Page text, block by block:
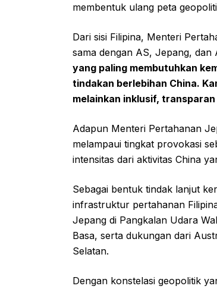
membentuk ulang peta
Dari sisi Filipina, Menteri
sama dengan AS, Jepang,
yang paling membutuhkan
tindakan berlebihan China.
melainkan inklusif,
Adapun Menteri Pertahanan
melampaui tingkat provokasi
intensitas dari aktivitas China
Sebagai bentuk tindak lanjut
infrastruktur pertahanan
Jepang di Pangkalan Udara
Basa, serta dukungan dari
Selatan.
Dengan konstelasi geopolitik